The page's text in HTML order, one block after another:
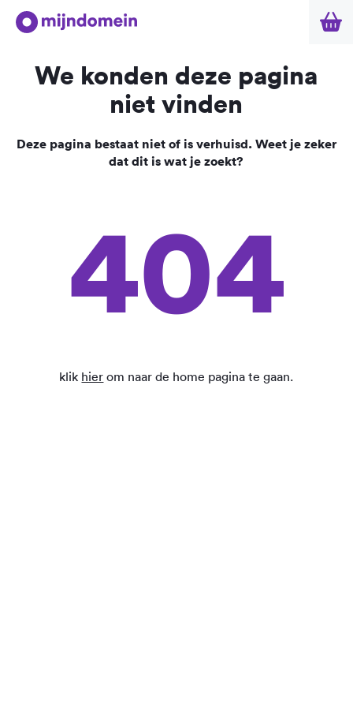
We konden deze pagina
niet vinden
Deze pagina bestaat niet of is verhuisd. Weet je zeker
dat dit is wat je zoekt?
404
klik hier om naar de home pagina te gaan.